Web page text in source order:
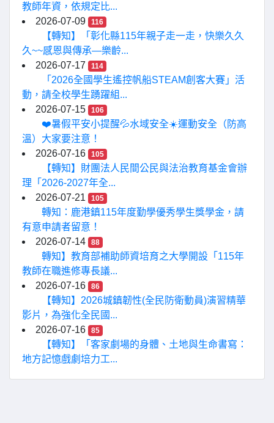
教師年資，依規定比...
2026-07-09
116
【轉知】「彰化縣115年親子走一走，快樂久久
久~~感恩與傳承—樂齡...
2026-07-17
114
「2026全國學生遙控帆船STEAM創客大賽」活
動，請全校學生踴躍組...
2026-07-15
106
❤️暑假平安小提醒💦水域安全☀️運動安全（防高
溫）大家要注意！
2026-07-16
105
【轉知】財團法人民間公民與法治教育基金會辦
理「2026-2027年全...
2026-07-21
105
轉知：鹿港鎮115年度勤學優秀學生獎學金，請
有意申請者留意！
2026-07-14
88
轉知】教育部補助師資培育之大學開設「115年
教師在職進修專長議...
2026-07-16
86
【轉知】2026城鎮韌性(全民防衛動員)演習精華
影片，為強化全民國...
2026-07-16
85
【轉知】「客家劇場的身體、土地與生命書寫：
地方記憶戲劇培力工...